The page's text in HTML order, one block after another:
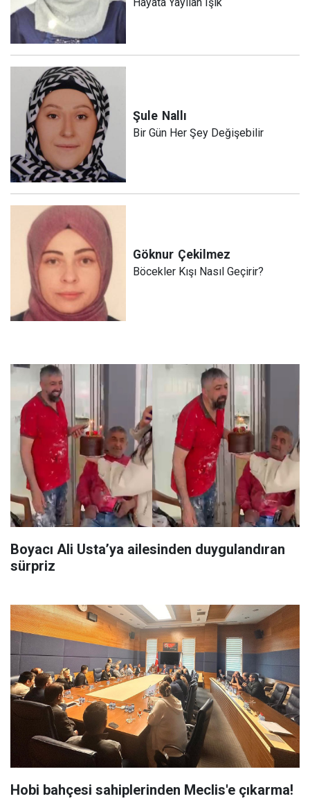
Şule Nallı
Bir Gün Her Şey Değişebilir
Göknur Çekilmez
Böcekler Kışı Nasıl Geçirir?
Boyacı Ali Usta’ya ailesinden duygulandıran
sürpriz
Hobi bahçesi sahiplerinden Meclis'e çıkarma!